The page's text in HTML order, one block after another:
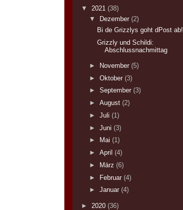
▼ 2021 (38)
▼
Dezember (2)
Bi de Grizzlys goht dPost ab!
Grizzly und Schildi:
Abschlussnachmittag
► November (5)
► Oktober (3)
► September (3)
► August (2)
► Juli (1)
► Juni (3)
►
Mai (1)
► April (4)
►
März (6)
► Februar (4)
► Januar (4)
► 2020 (36)